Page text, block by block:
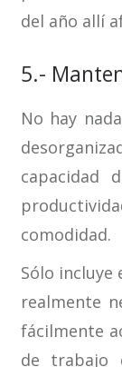
del año allí
5.-
No hay
capacidad
comodidad.
Sólo incluye
realmente
fácilmente
de trabajo